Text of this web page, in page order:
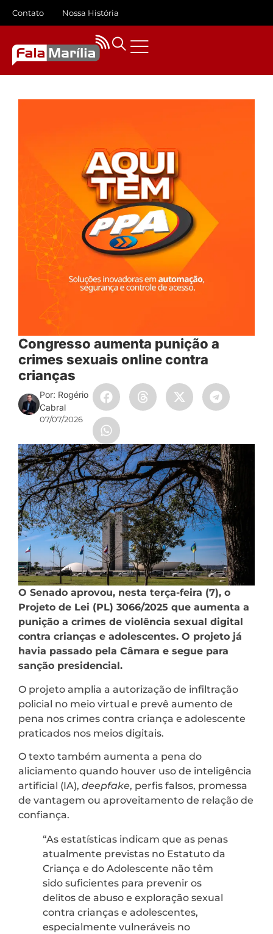
Contato Nossa História
Congresso aumenta punição a
crimes sexuais online contra
crianças
Por: Rogério
Cabral
07/07/2026
O Senado aprovou, nesta terça-feira (7), o
Projeto de Lei (PL) 3066/2025 que aumenta a
punição a crimes de violência sexual digital
contra crianças e adolescentes. O projeto já
havia passado pela Câmara e segue para
sanção presidencial.
O projeto amplia a autorização de infiltração
policial no meio virtual e prevê aumento de
pena nos crimes contra criança e adolescente
praticados nos meios digitais.
O texto também aumenta a pena do
aliciamento quando houver uso de inteligência
artificial (IA), deepfake, perfis falsos, promessa
de vantagem ou aproveitamento de relação de
confiança.
“As estatísticas indicam que as penas
atualmente previstas no Estatuto da
Criança e do Adolescente não têm
sido suficientes para prevenir os
delitos de abuso e exploração sexual
contra crianças e adolescentes,
especialmente vulneráveis no